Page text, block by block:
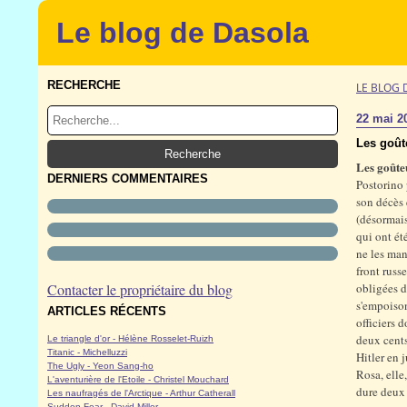
Le blog de Dasola
RECHERCHE
DERNIERS COMMENTAIRES
Contacter le propriétaire du blog
ARTICLES RÉCENTS
Le triangle d'or - Hélène Rosselet-Ruizh
Titanic - Michelluzzi
The Ugly - Yeon Sang-ho
L'aventurière de l'Etoile - Christel Mouchard
Les naufragés de l'Arctique - Arthur Catherall
LE BLOG
22 mai
Les
Les
Postorino
son
qui ont
ne les
front
obligées
officiers
deux
Hitler en
Rosa,
dure deux